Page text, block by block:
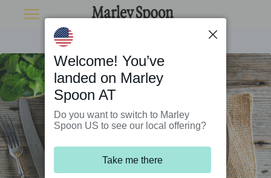
Welcome! You’ve
landed on Marley
Spoon AT
Do you want to switch to Marley
Spoon US to see our local offering?
Take me there